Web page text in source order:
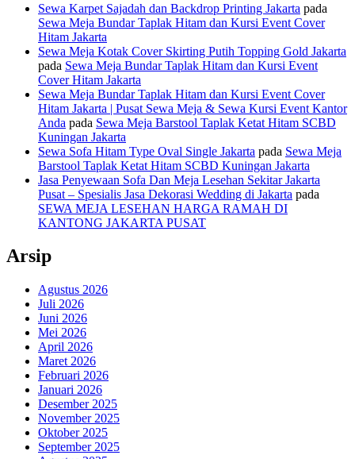
Sewa Karpet Sajadah dan Backdrop Printing Jakarta pada
Sewa Meja Bundar Taplak Hitam dan Kursi Event Cover
Hitam Jakarta
Sewa Meja Kotak Cover Skirting Putih Topping Gold Jakarta
pada Sewa Meja Bundar Taplak Hitam dan Kursi Event
Cover Hitam Jakarta
Sewa Meja Bundar Taplak Hitam dan Kursi Event Cover
Hitam Jakarta | Pusat Sewa Meja & Sewa Kursi Event Kantor
Anda pada Sewa Meja Barstool Taplak Ketat Hitam SCBD
Kuningan Jakarta
Sewa Sofa Hitam Type Oval Single Jakarta pada Sewa Meja
Barstool Taplak Ketat Hitam SCBD Kuningan Jakarta
Jasa Penyewaan Sofa Dan Meja Lesehan Sekitar Jakarta
Pusat – Spesialis Jasa Dekorasi Wedding di Jakarta pada
SEWA MEJA LESEHAN HARGA RAMAH DI
KANTONG JAKARTA PUSAT
Arsip
Agustus 2026
Juli 2026
Juni 2026
Mei 2026
April 2026
Maret 2026
Februari 2026
Januari 2026
Desember 2025
November 2025
Oktober 2025
September 2025